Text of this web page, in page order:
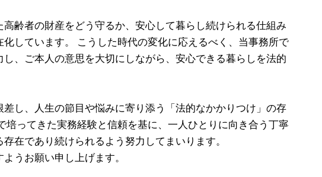
齢者の財産をどう守るか、安心して暮らし続けられる仕組み
しています。 こうした時代の変化に応えるべく、当事務所で
、ご本人の意思を大切にしながら、安心できる暮らしを法的
し、人生の節目や悩みに寄り添う「法的なかかりつけ」の存
ってきた実務経験と信頼を基に、一人ひとりに向き合う丁寧
在であり続けられるよう努力してまいります。
うお願い申し上げます。